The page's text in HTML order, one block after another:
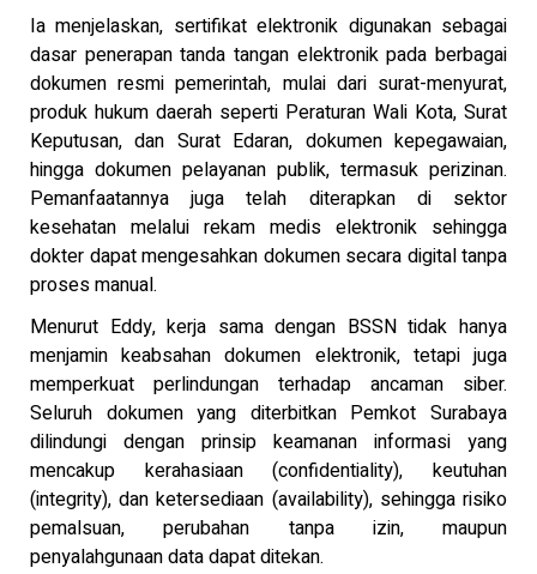
Ia menjelaskan, sertifikat elektronik digunakan sebagai
dasar penerapan tanda tangan elektronik pada berbagai
dokumen resmi pemerintah, mulai dari surat-menyurat,
produk hukum daerah seperti Peraturan Wali Kota, Surat
Keputusan, dan Surat Edaran, dokumen kepegawaian,
hingga dokumen pelayanan publik, termasuk perizinan.
Pemanfaatannya juga telah diterapkan di sektor
kesehatan melalui rekam medis elektronik sehingga
dokter dapat mengesahkan dokumen secara digital tanpa
proses manual.
Menurut Eddy, kerja sama dengan BSSN tidak hanya
menjamin keabsahan dokumen elektronik, tetapi juga
memperkuat perlindungan terhadap ancaman siber.
Seluruh dokumen yang diterbitkan Pemkot Surabaya
dilindungi dengan prinsip keamanan informasi yang
mencakup kerahasiaan (confidentiality), keutuhan
(integrity), dan ketersediaan (availability), sehingga risiko
pemalsuan, perubahan tanpa izin, maupun
penyalahgunaan data dapat ditekan.